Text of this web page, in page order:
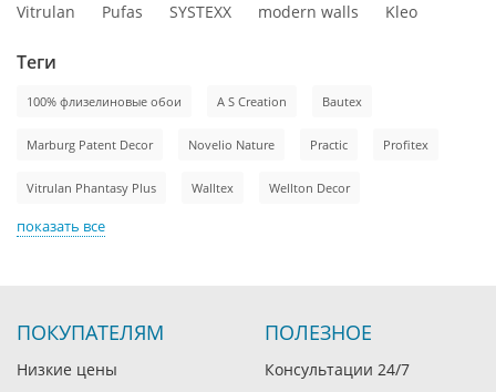
Vitrulan
Pufas SYSTEXX modern walls Kleo
Теги
100% флизелиновые обои A S Creation Bautex
Marburg Patent Decor Novelio Nature Practic Profitex
Vitrulan Phantasy Plus Walltex Wellton Decor
показать все
ПОКУПАТЕЛЯМ
Низкие цены
ПОЛЕЗНОЕ
Консультации 24/7